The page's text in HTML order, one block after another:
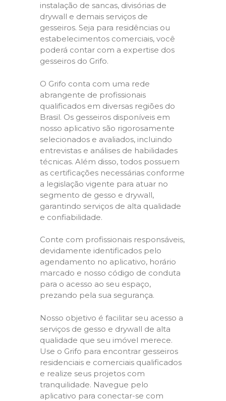
instalação de sancas, divisórias de
drywall e demais serviços de
gesseiros. Seja para residências ou
estabelecimentos comerciais, você
poderá contar com a expertise dos
gesseiros do Grifo.
O Grifo conta com uma rede
abrangente de profissionais
qualificados em diversas regiões do
Brasil. Os gesseiros disponíveis em
nosso aplicativo são rigorosamente
selecionados e avaliados, incluindo
entrevistas e análises de habilidades
técnicas. Além disso, todos possuem
as certificações necessárias conforme
a legislação vigente para atuar no
segmento de gesso e drywall,
garantindo serviços de alta qualidade
e confiabilidade.
Conte com profissionais responsáveis,
devidamente identificados pelo
agendamento no aplicativo, horário
marcado e nosso código de conduta
para o acesso ao seu espaço,
prezando pela sua segurança.
Nosso objetivo é facilitar seu acesso a
serviços de gesso e drywall de alta
qualidade que seu imóvel merece.
Use o Grifo para encontrar gesseiros
residenciais e comerciais qualificados
e realize seus projetos com
tranquilidade. Navegue pelo
aplicativo para conectar-se com